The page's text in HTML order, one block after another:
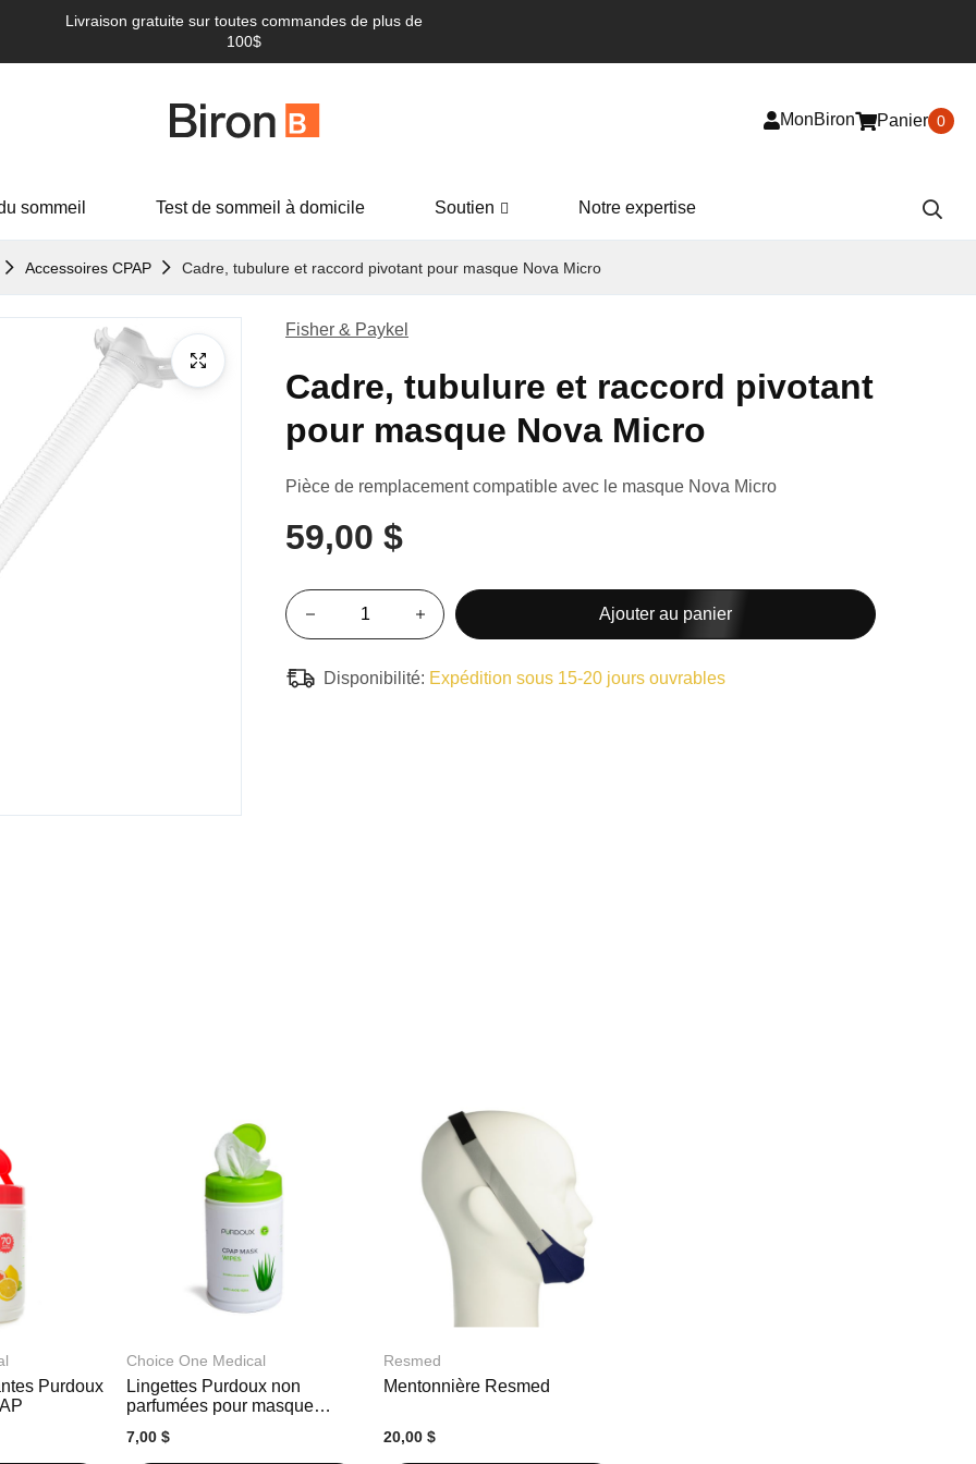
Livraison gratuite sur toutes commandes de plus de
100$
MonBiron Panier 0
sommeil Test de sommeil à domicile Soutien Notre expertise
Accessoires CPAP Cadre, tubulure et raccord pivotant pour masque Nova Micro
Fisher & Paykel
Cadre, tubulure et raccord pivotant
pour masque Nova Micro
Pièce de remplacement compatible avec le masque Nova Micro
59,00 $
Ajouter au panier
Disponibilité: Expédition sous 15-20 jours ouvrables
Purdoux
Choice One Medical
Lingettes Purdoux non
parfumées pour masque
7,00 $
Resmed
Mentonnière Resmed
20,00 $